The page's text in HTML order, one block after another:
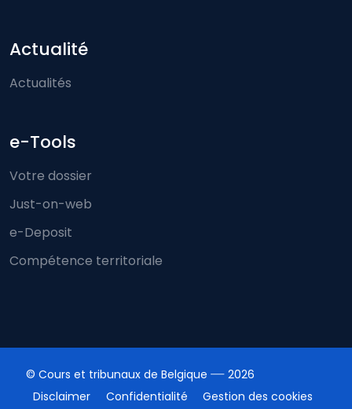
Actualité
Actualités
e-Tools
Votre dossier
Just-on-web
e-Deposit
Compétence territoriale
© Cours et tribunaux de Belgique
2026
Disclaimer
Confidentialité Gestion des cookies